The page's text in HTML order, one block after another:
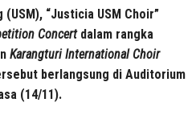
“Justicia USM Choir”
Concertdalam rangka
Karangturi International Choir
berlangsung di Auditorium
(14/11).